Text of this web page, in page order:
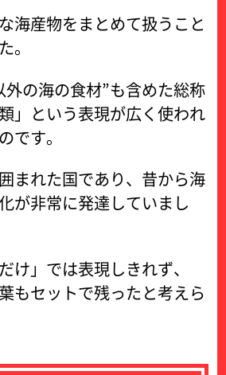
海産物をまとめて扱うこと
。
外の海の食材”も含めた総称
」という表現が広く使われ
です。
まれた国であり、昔から海
が非常に発達していまし
け」では表現しきれず、
もセットで残ったと考えら